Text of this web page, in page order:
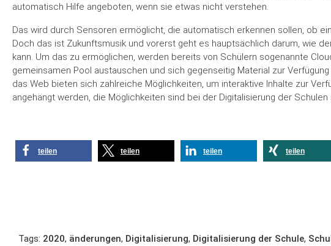
automatisch Hilfe angeboten, wenn sie etwas nicht verstehen.
Das wird durch Sensoren ermöglicht, die automatisch erkennen sollen, ob
Doch das ist Zukunftsmusik und vorerst geht es hauptsächlich darum, wie
kann. Um das zu ermöglichen, werden bereits von Schülern sogenannte
gemeinsamen Pool austauschen und sich gegenseitig Material zur
das Web bieten sich zahlreiche Möglichkeiten, um interaktive Inhalte zur
angehängt werden, die Möglichkeiten sind bei der Digitalisierung der
teilen teilen teilen teilen
Tags: 2020, änderungen, Digitalisierung, Digitalisierung der Schule,